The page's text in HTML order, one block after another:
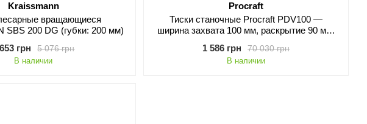
Kraissmann
вращающиеся
SBS 200 DG (губки: 200 мм)
5 076 грн
грн
В наличии
Procraft
Тиски станочные Procraft PDV100 —
ширина захвата 100 мм, раскрытие 90 мм,
70 030 грн
1 586 грн
В наличии